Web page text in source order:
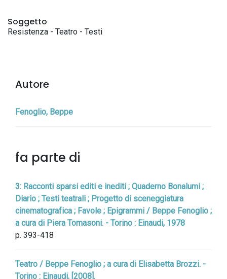
Soggetto
Resistenza - Teatro - Testi
Autore
Fenoglio, Beppe
fa parte di
3: Racconti sparsi editi e inediti ; Quaderno Bonalumi ;
Diario ; Testi teatrali ; Progetto di sceneggiatura
cinematografica ; Favole ; Epigrammi / Beppe Fenoglio ;
a cura di Piera Tomasoni. - Torino : Einaudi, 1978
p. 393-418
Teatro / Beppe Fenoglio ; a cura di Elisabetta Brozzi. -
Torino : Einaudi, [2008].